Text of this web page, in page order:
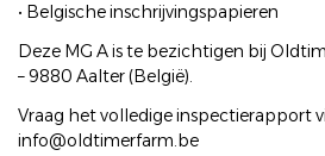
• Belgische inschrijvingspapieren
Deze MG A is te bezichtigen bij
– 9880 Aalter (België).
Vraag het volledige inspectierapport
info@oldtimerfarm.be